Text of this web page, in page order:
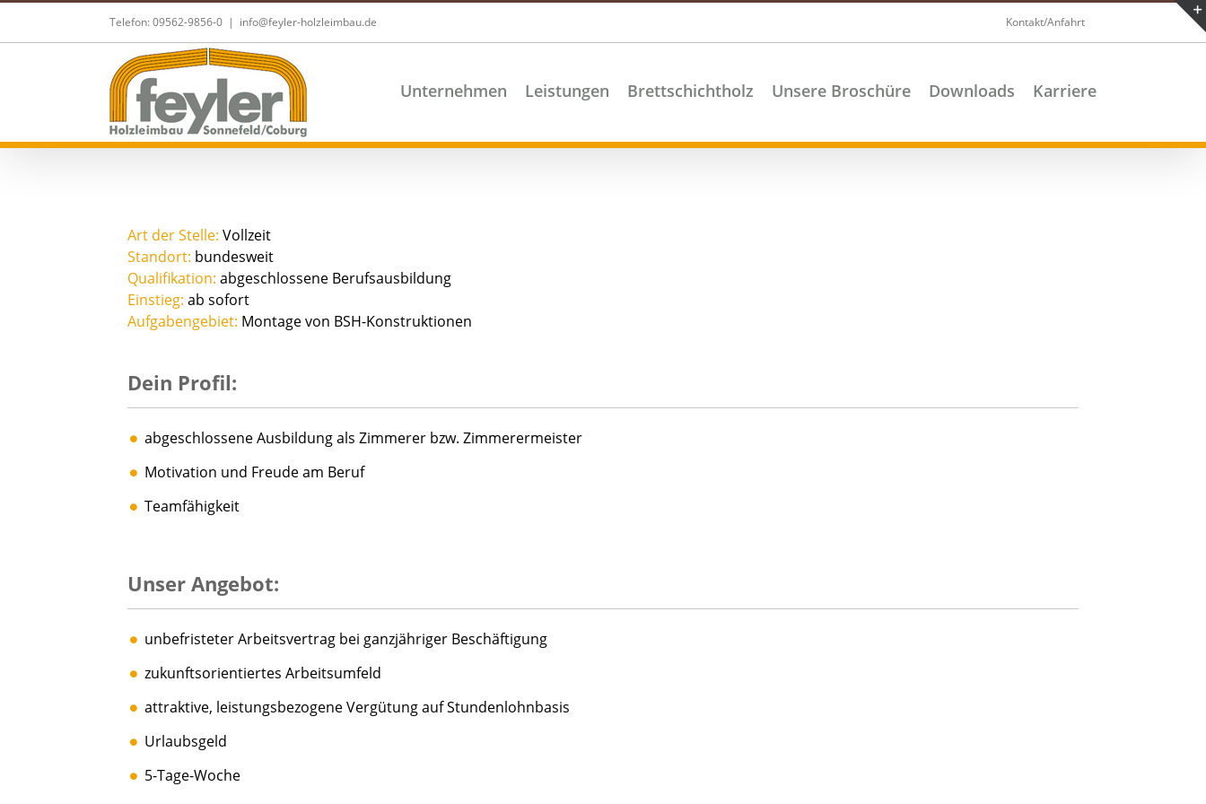
Telefon: 09562-9856-0 | info@feyler-holzleimbau.de Kontakt/Anfahrt
Unternehmen Leistungen Brettschichtholz Unsere Broschüre Downloads Karriere
Art der Stelle: Vollzeit
Standort: bundesweit
Qualifikation: abgeschlossene Berufsausbildung
Einstieg: ab sofort
Aufgabengebiet: Montage von BSH-Konstruktionen
Dein Profil:
abgeschlossene Ausbildung als Zimmerer bzw. Zimmerermeister
Motivation und Freude am Beruf
Teamfähigkeit
Unser Angebot:
unbefristeter Arbeitsvertrag bei ganzjähriger Beschäftigung
zukunftsorientiertes Arbeitsumfeld
attraktive, leistungsbezogene Vergütung auf Stundenlohnbasis
Urlaubsgeld
5-Tage-Woche